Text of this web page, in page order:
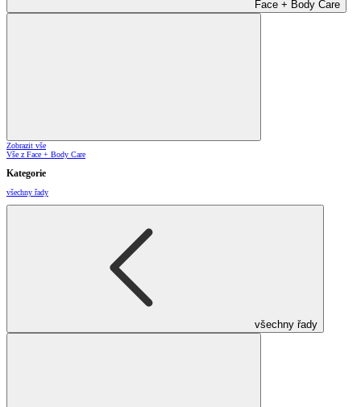
Face + Body Care
Zobrazit vše
Vše z Face + Body Care
Kategorie
všechny řady
všechny řady